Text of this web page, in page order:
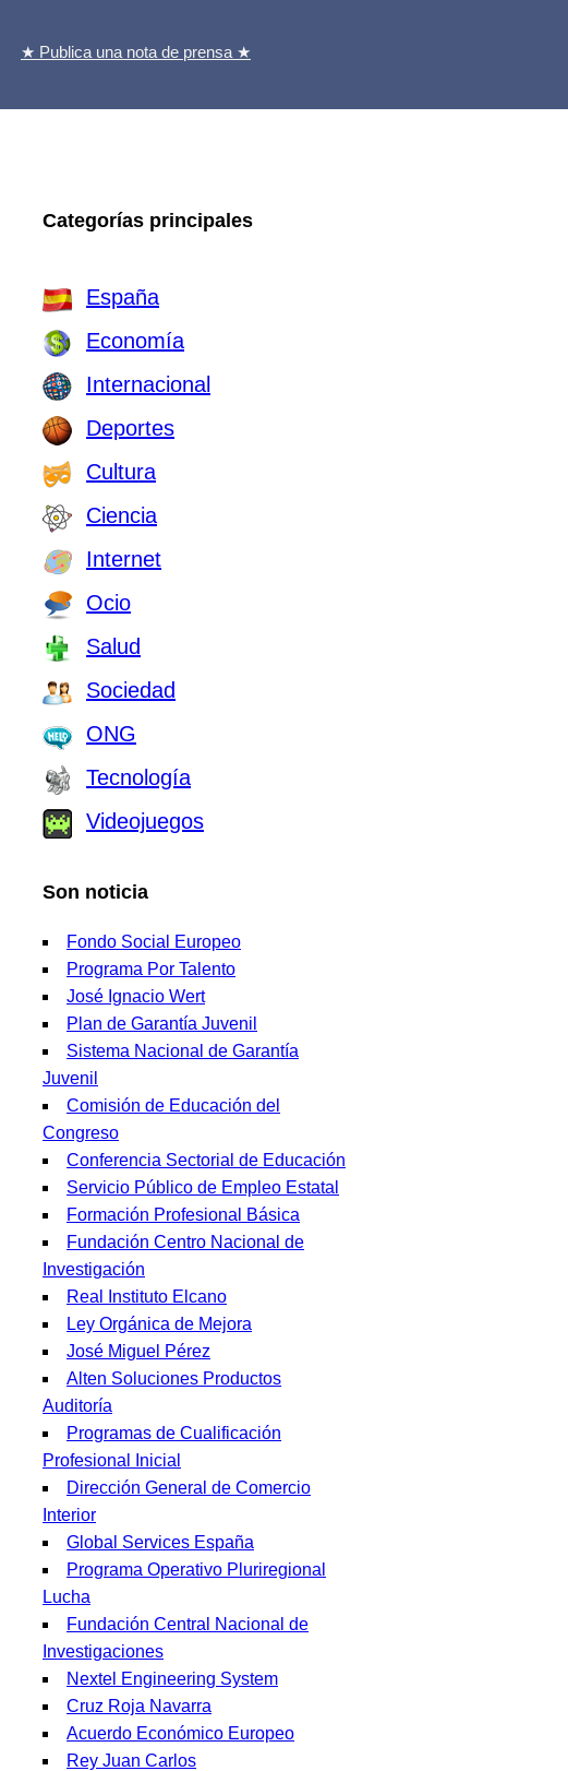
★ Publica una nota de prensa ★
Categorías principales
España
Economía
Internacional
Deportes
Cultura
Ciencia
Internet
Ocio
Salud
Sociedad
ONG
Tecnología
Videojuegos
Son noticia
Fondo Social Europeo
Programa Por Talento
José Ignacio Wert
Plan de Garantía Juvenil
Sistema Nacional de Garantía
Juvenil
Comisión de Educación del
Congreso
Conferencia Sectorial de Educación
Servicio Público de Empleo Estatal
Formación Profesional Básica
Fundación Centro Nacional de
Investigación
Real Instituto Elcano
Ley Orgánica de Mejora
José Miguel Pérez
Alten Soluciones Productos
Auditoría
Programas de Cualificación
Profesional Inicial
Dirección General de Comercio
Interior
Global Services España
Programa Operativo Pluriregional
Lucha
Fundación Central Nacional de
Investigaciones
Nextel Engineering System
Cruz Roja Navarra
Acuerdo Económico Europeo
Rey Juan Carlos